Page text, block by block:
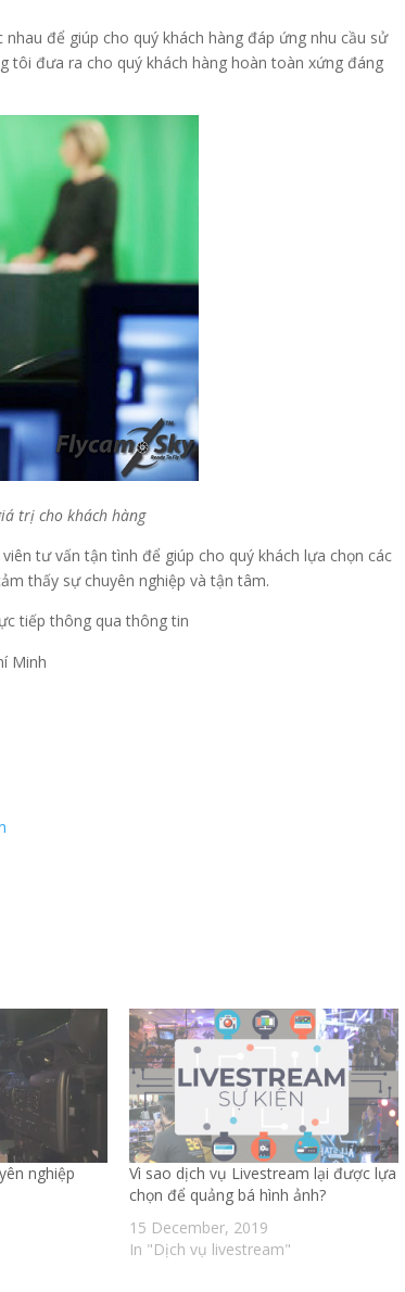
để giúp cho quý khách hàng đáp ứng nhu cầu sử
tôi đưa ra cho quý khách hàng hoàn toàn xứng đáng
trị cho khách hàng
tư vấn tận tình để giúp cho quý khách lựa chọn các
thấy sự chuyên nghiệp và tận tâm.
tiếp thông qua thông tin
Minh
nghiệp
Vì sao dịch vụ Livestream lại được lựa
chọn để quảng bá hình ảnh?
15 December, 2019
In "Dịch vụ livestream"